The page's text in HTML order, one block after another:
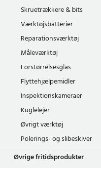
Skruetrækkere & bits
Værktøjsbatterier
Reparationsværktøj
Måleværktøj
Forstørrelsesglas
Flyttehjælpemidler
Inspektionskameraer
Kuglelejer
Øvrigt værktøj
Polerings- og slibeskiver
Øvrige fritidsprodukter